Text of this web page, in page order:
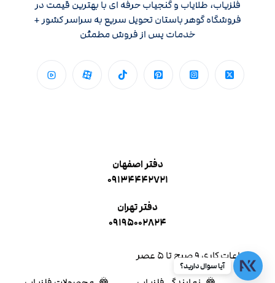
فلزیاب، طلایاب و گنجیاب حرفه ای با بهترین قیمت در
فروشگاه گوهر باستان تحویل سریع به سراسر کشور +
خدمات پس از فروش مطمئن
دفتر اصفهان
۰۹۱۳۴۴۴۲۷۲۱
دفتر تهران
۰۹۱۹۵۰۰۲۸۲۴
ساعات کاری ۹ صبح تا ۵ عصر
آیا سوال دارید؟